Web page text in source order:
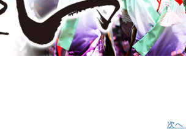
次